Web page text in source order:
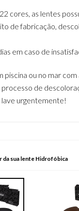
cores, as lentes
de fabricação,
em caso de
piscina ou no mar com
de
lave urgentemente!
da sua lente Hidrofóbica